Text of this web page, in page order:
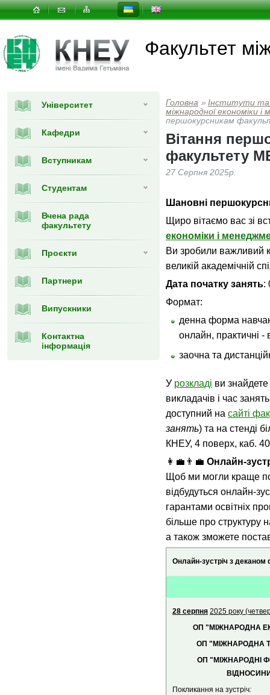
Факультет
Університет
Кафедри
Вступникам
Студентам
Вчена рада
факультету
Проєкти
Партнери
Випускники
Контактна
інформація
Головна » Інститути
мiжнародної економiки i
першокурсникам
Вітання
факультету
27 Серпня 2025р.
Шановні
Щиро вітаємо вас зі
економіки і
Ви зробили важливий
великій академічній
Дата початку занять:
Формат:
денна форма
онлайн, практичні -
заочна та
У розкладі ви
викладачів і час
доступний на сайті
занять) та на стенді
КНЕУ, 4 поверх, каб.
👩‍💼👨‍💼 Онлайн-
Щоб ми могли краще
відбудуться онлайн-
гарантами освітніх
більше про структуру
а також зможете
Онлайн-зустріч з
28 серпня 2025 року
ОП "МІЖНАРОДНА
ОП "МІЖНАРОДНА
ОП "МІЖНАРОДНІ
Покликання на зустріч: